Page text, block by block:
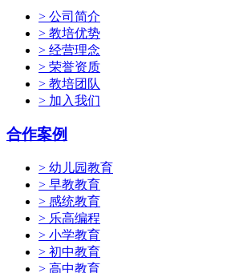
> 公司简介
> 教培优势
> 经营理念
> 荣誉资质
> 教培团队
> 加入我们
合作案例
> 幼儿园教育
> 早教教育
> 感统教育
> 乐高编程
> 小学教育
> 初中教育
> 高中教育